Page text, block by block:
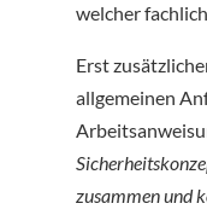
welcher
Erst
allgemeinen
zusammen und